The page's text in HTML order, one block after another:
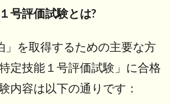
号評価試験とは?
」を取得するための主要な方
定技能１号評価試験」に合格
内容は以下の通りです：